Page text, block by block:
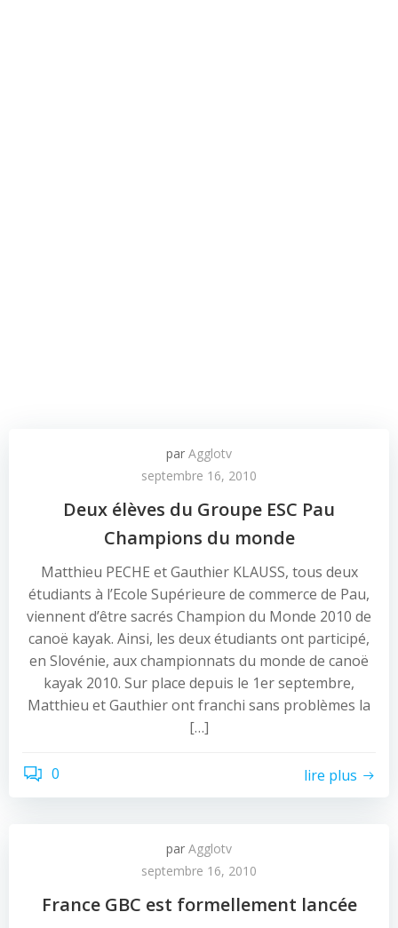
par Agglotv
septembre 16, 2010
Deux élèves du Groupe ESC Pau
Champions du monde
Matthieu PECHE et Gauthier KLAUSS, tous deux
étudiants à l’Ecole Supérieure de commerce de Pau,
viennent d’être sacrés Champion du Monde 2010 de
canoë kayak. Ainsi, les deux étudiants ont participé,
en Slovénie, aux championnats du monde de canoë
kayak 2010. Sur place depuis le 1er septembre,
Matthieu et Gauthier ont franchi sans problèmes la
[…]
0 lire plus
par Agglotv
septembre 16, 2010
France GBC est formellement lancée